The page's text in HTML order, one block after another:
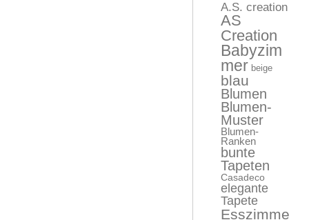
A.S. creation
AS
Creation
Babyzim
mer beige
blau
Blumen
Blumen-
Muster
Blumen-
Ranken
bunte
Tapeten
Casadeco
elegante
Tapete
Esszimme